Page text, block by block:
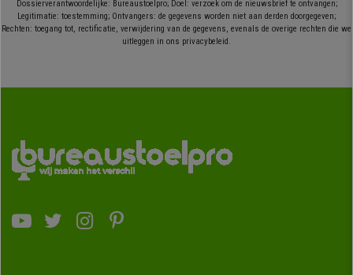
Dossierverantwoordelijke: Bureaustoelpro; Doel: verzoek om de nieuwsbrief te ontvangen;
Legitimatie: toestemming; Ontvangers: de gegevens worden niet aan derden doorgegeven;
Rechten: toegang tot, rectificatie, verwijdering van de gegevens, evenals de overige rechten die we
uitleggen in ons privacybeleid.